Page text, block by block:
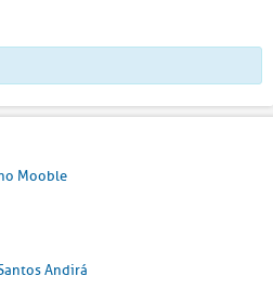
Mooble
Andirá